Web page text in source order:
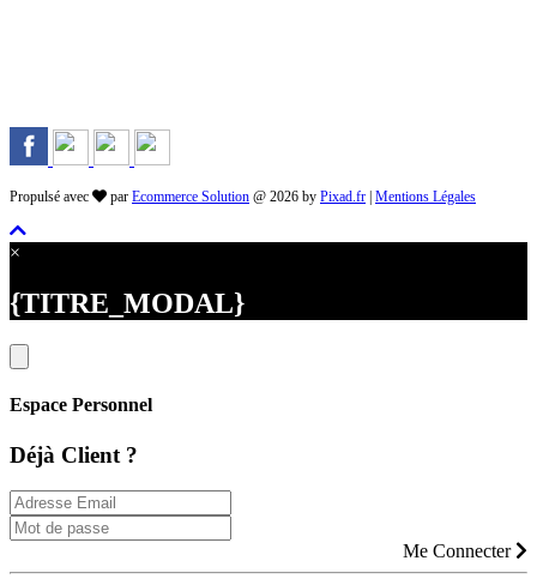
Propulsé avec par Ecommerce Solution @ 2026 by Pixad.fr Mentions Légales
×
{TITRE_MODAL}
Espace Personnel
Déjà Client ?
Me Connecter